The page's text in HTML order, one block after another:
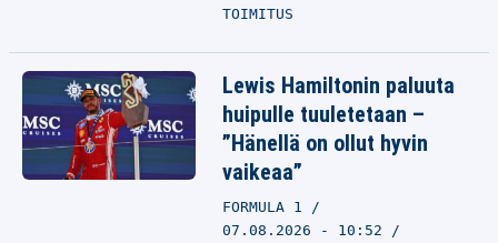
TOIMITUS
Lewis Hamiltonin paluuta
huipulle tuuletetaan –
”Hänellä on ollut hyvin
vaikeaa”
FORMULA 1
07.08.2026 - 10:52